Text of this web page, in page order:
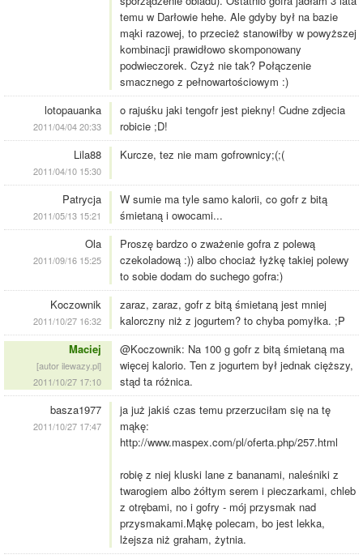
temu w Darłowie hehe. Ale gdyby był na bazie
mąki razowej, to przecież stanowiłby w powyższej
kombinacji prawidłowo skomponowany
podwieczorek. Czyż nie tak? Połączenie
smacznego z pełnowartościowym :)
lotopauanka
2011/04/04 20:33
o rajuśku jaki tengofr jest piekny! Cudne zdjecia
robicie ;D!
Lila88
2011/04/10 15:30
Kurcze, tez nie mam gofrownicy;(;(
Patrycja
2011/05/13 15:21
W sumie ma tyle samo kalorii, co gofr z bitą
śmietaną i owocami...
Ola
2011/09/16 15:25
Proszę bardzo o zważenie gofra z polewą
czekoladową :)) albo chociaż łyżkę takiej polewy
to sobie dodam do suchego gofra:)
Koczownik
2011/10/27 16:32
zaraz, zaraz, gofr z bitą śmietaną jest mniej
kalorczny niż z jogurtem? to chyba pomyłka. ;P
Maciej
[autor ilewazy.pl]
2011/10/27 17:10
@Koczownik: Na 100 g gofr z bitą śmietaną ma
więcej kalorio. Ten z jogurtem był jednak cięższy,
stąd ta różnica.
basza1977
2011/10/27 17:47
ja już jakiś czas temu przerzuciłam się na tę
mąkę:
http://www.maspex.com/pl/oferta.php/257.html
robię z niej kluski lane z bananami, naleśniki z
twarogiem albo żółtym serem i pieczarkami, chleb
z otrębami, no i gofry - mój przysmak nad
przysmakami.Mąkę polecam, bo jest lekka,
lżejsza niż graham, żytnia.